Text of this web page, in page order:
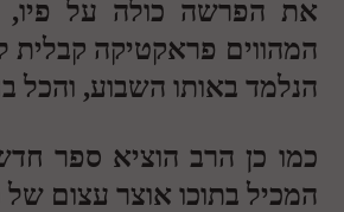
את הפרשה כולה על פיו,
המהווים פראקטיקה קבלית
הנלמד באותו השבוע, והכל
כמו כן הרב הוציא ספר
המכיל בתוכו אוצר עצום של